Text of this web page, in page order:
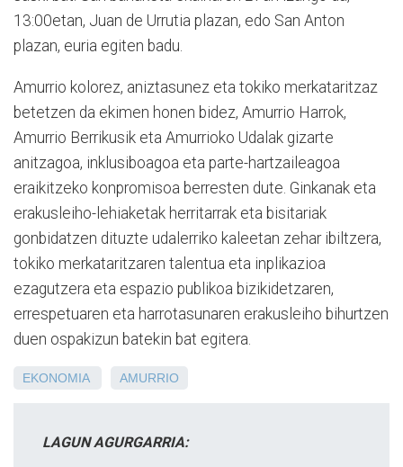
13:00etan, Juan de Urrutia plazan, edo San Anton
plazan, euria egiten badu.
Amurrio kolorez, aniztasunez eta tokiko merkataritzaz
betetzen da ekimen honen bidez, Amurrio Harrok,
Amurrio Berrikusik eta Amurrioko Udalak gizarte
anitzagoa, inklusiboagoa eta parte-hartzaileagoa
eraikitzeko konpromisoa berresten dute. Ginkanak eta
erakusleiho-lehiaketak herritarrak eta bisitariak
gonbidatzen dituzte udalerriko kaleetan zehar ibiltzera,
tokiko merkataritzaren talentua eta inplikazioa
ezagutzera eta espazio publikoa bizikidetzaren,
errespetuaren eta harrotasunaren erakusleiho bihurtzen
duen ospakizun batekin bat egitera.
EKONOMIA AMURRIO
LAGUN AGURGARRIA: